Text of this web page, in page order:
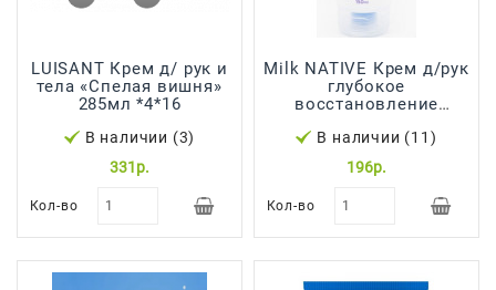
Упаковка
Воздуха
Туалетная
Сад И
Средства
LUISANT Крем д/ рук и
тела «Спелая вишня»
285мл *4*16
В наличии (3)
331р.
Кол-во
Milk NATIVE Крем д/рук
глубокое
восстановление
В наличии (11)
196р.
Кол-во